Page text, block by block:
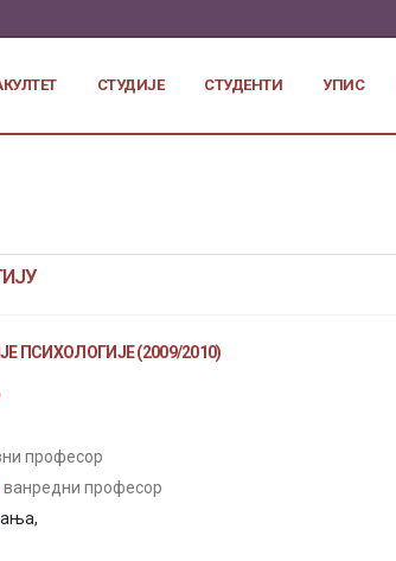
СТУДИЈЕ СТУДЕНТИ УПИС
ПСИХОЛОГИЈЕ (2009/2010)
професор
ванредни професор